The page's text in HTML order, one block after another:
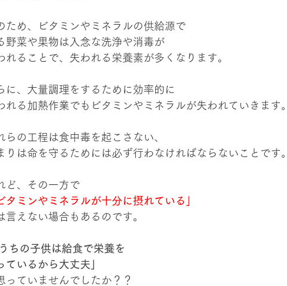
ため、ビタミンやミネラルの供給源で
野菜や果物は入念な洗浄や消毒が
れることで、失われる栄養素が多くなります。
に、大量調理をするために効率的に
れる加熱作業でもビタミンやミネラルが失われていきます。
らの工程は食中毒を起こさない、
りは命を守るためには必ず行わなければならないことです。
ど、その一方で
タミンやミネラルが十分に摂れている」
言えない場合もあるのです。
うちの子供は給食で栄養を
ているから大丈夫」
っていませんでしたか？？